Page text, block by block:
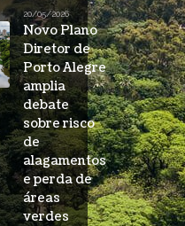
20/05/2026
Novo Plano
Diretor de
Porto Alegre
amplia
debate
sobre risco
de
alagamentos
e perda de
áreas
verdes